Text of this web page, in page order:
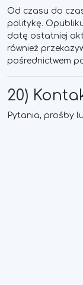
Od czasu do
politykę.
datę ostatniej
również
pośrednictwem
20)
Pytania, prośby